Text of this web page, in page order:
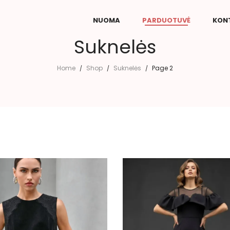
NUOMA PARDUOTUVĖ
Suknelės
Home / Shop / Suknelės / Page 2